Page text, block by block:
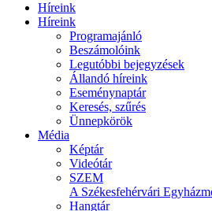
Híreink
Híreink
Programajánló
Beszámolóink
Legutóbbi bejegyzések
Állandó híreink
Eseménynaptár
Keresés, szűrés
Ünnepkörök
Média
Képtár
Videótár
SZEM
A Székesfehérvári
Hangtár